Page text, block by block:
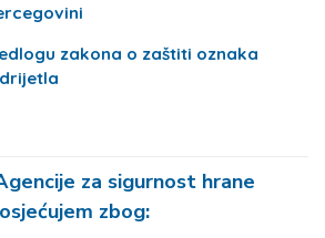
zakona o zaštiti oznaka
za sigurnost hrane
zbog: